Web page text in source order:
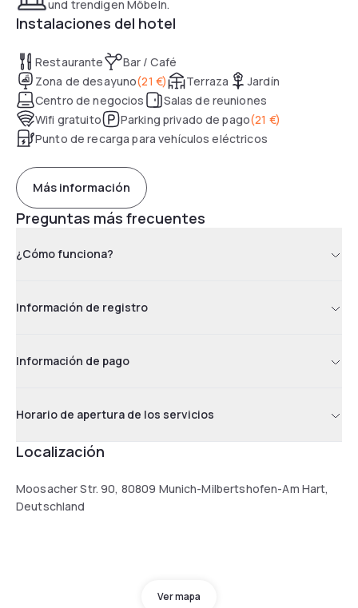
und trendigen Möbeln.
Instalaciones del hotel
Restaurante
Bar / Café
Zona de desayuno(21 €) Terraza
Jardín
Centro de negocios
Salas de reuniones
Wifi gratuito
Parking privado de pago(21 €)
Punto de recarga para vehículos eléctricos
Más información
Preguntas más frecuentes
¿Cómo funciona?
Información de registro
Información de pago
Horario de apertura de los servicios
Localización
Moosacher Str. 90, 80809 Munich-Milbertshofen-Am Hart,
Deutschland
Ver mapa